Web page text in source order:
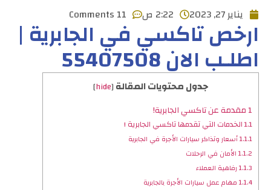
يناير 27, 2023 2:22 ص 11 Comments
ارخص تاكسي في الجابرية |
اطلـب الان 55407508
جدول محتويات المقالة [
hide
]
1مقدمة عن تاكسي الجابرية!
1.1الخدمات التي تقدمها تاكسي الجابرية !
1.1.1أسعار وتذاكر سيارات الأجرة في الجابرية
1.1.2الأمان في الرحلات
1.1.3رفاهية العملاء
1.1.4مهام عمل سيارات الأجرة بالجابرية